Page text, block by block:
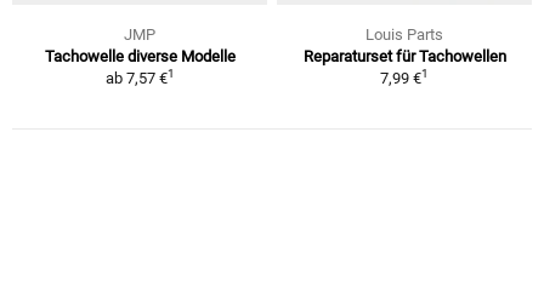
JMP
Tachowelle diverse Modelle
ab 7,57 €1
Louis Parts
Reparaturset für Tachowellen
7,99 €1